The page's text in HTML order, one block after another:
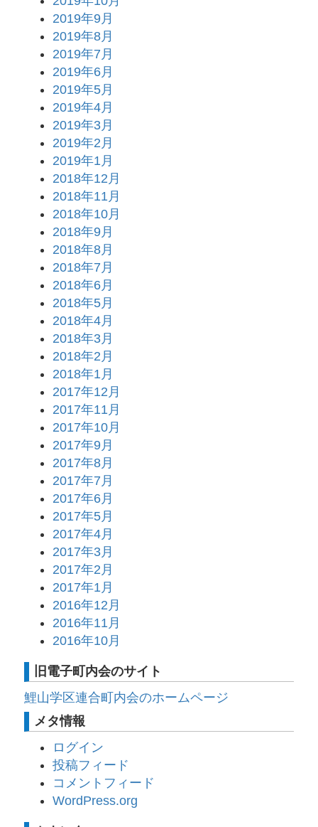
2019年9月
2019年8月
2019年7月
2019年6月
2019年5月
2019年4月
2019年3月
2019年2月
2019年1月
2018年12月
2018年11月
2018年10月
2018年9月
2018年8月
2018年7月
2018年6月
2018年5月
2018年4月
2018年3月
2018年2月
2018年1月
2017年12月
2017年11月
2017年10月
2017年9月
2017年8月
2017年7月
2017年6月
2017年5月
2017年4月
2017年3月
2017年2月
2017年1月
2016年12月
2016年11月
2016年10月
旧電子町内会のサイト
鯉山学区連合町内会のホームページ
メタ情報
ログイン
投稿フィード
コメントフィード
WordPress.org